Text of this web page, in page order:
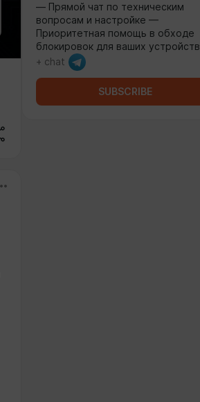
— Прямой чат по техническим
вопросам и настройке —
Приоритетная помощь в обходе
блокировок для ваших устройств
+ chat
SUBSCRIBE